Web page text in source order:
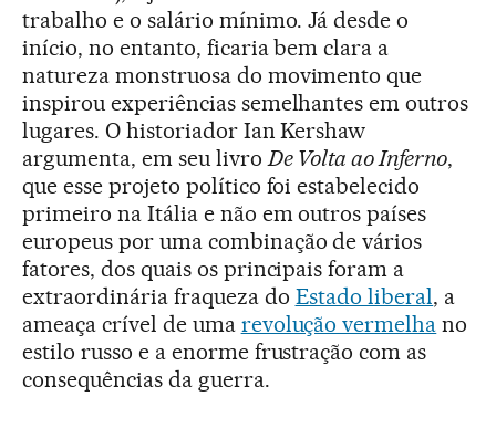
trabalho e o salário mínimo. Já desde o
início, no entanto, ficaria bem clara a
natureza monstruosa do movimento que
inspirou experiências semelhantes em outros
lugares. O historiador Ian Kershaw
argumenta, em seu livroDe Volta ao Inferno,
que esse projeto político foi estabelecido
primeiro na Itália e não em outros países
europeus por uma combinação de vários
fatores, dos quais os principais foram a
extraordinária fraqueza do Estado liberal, a
ameaça crível de uma revolução vermelha no
estilo russo e a enorme frustração com as
consequências da guerra.